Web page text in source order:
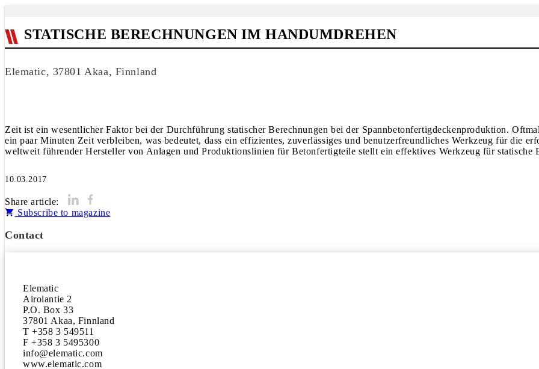
STATISCHE BERECHNUNGEN IM HANDUMDREHEN
Elematic, 37801 Akaa, Finnland
Zeit ist ein wesentlicher Faktor bei der Durchführung statischer Berechnungen bei der Spannbetonfertigdeckenproduktion.
ein paar Minuten Zeit verbleiben, was bedeutet, dass ein effizientes, zuverlässiges und benutzerfreundliches Werkzeug für die
weltweit führender Hersteller von Anlagen und Produktionslinien für Betonfertigteile stellt ein effektives Werkzeug für
10.03.2017
Share article:
Subscribe to magazine
Contact
Elematic
Airolantie 2
P.O. Box 33
37801 Akaa, Finnland
T +358 3 549511
F +358 3 5495300
info@elematic.com
www.elematic.com